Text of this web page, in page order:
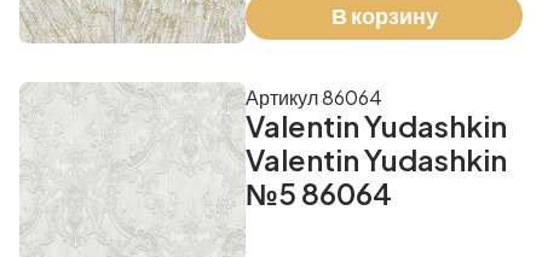
В корзину
Valentin Yudashkin
Valentin Yudashkin
№5 86064
Артикул 86064